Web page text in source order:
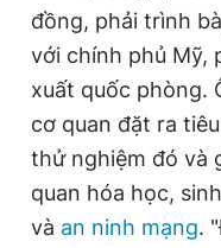
Theo dõi báo trên
Hotline
0906 645 777
đồng, phải trình
với chính phủ Mỹ,
xuất quốc phòng.
cơ quan đặt ra
thử nghiệm đó và
quan hóa học,
và an ninh mạng.